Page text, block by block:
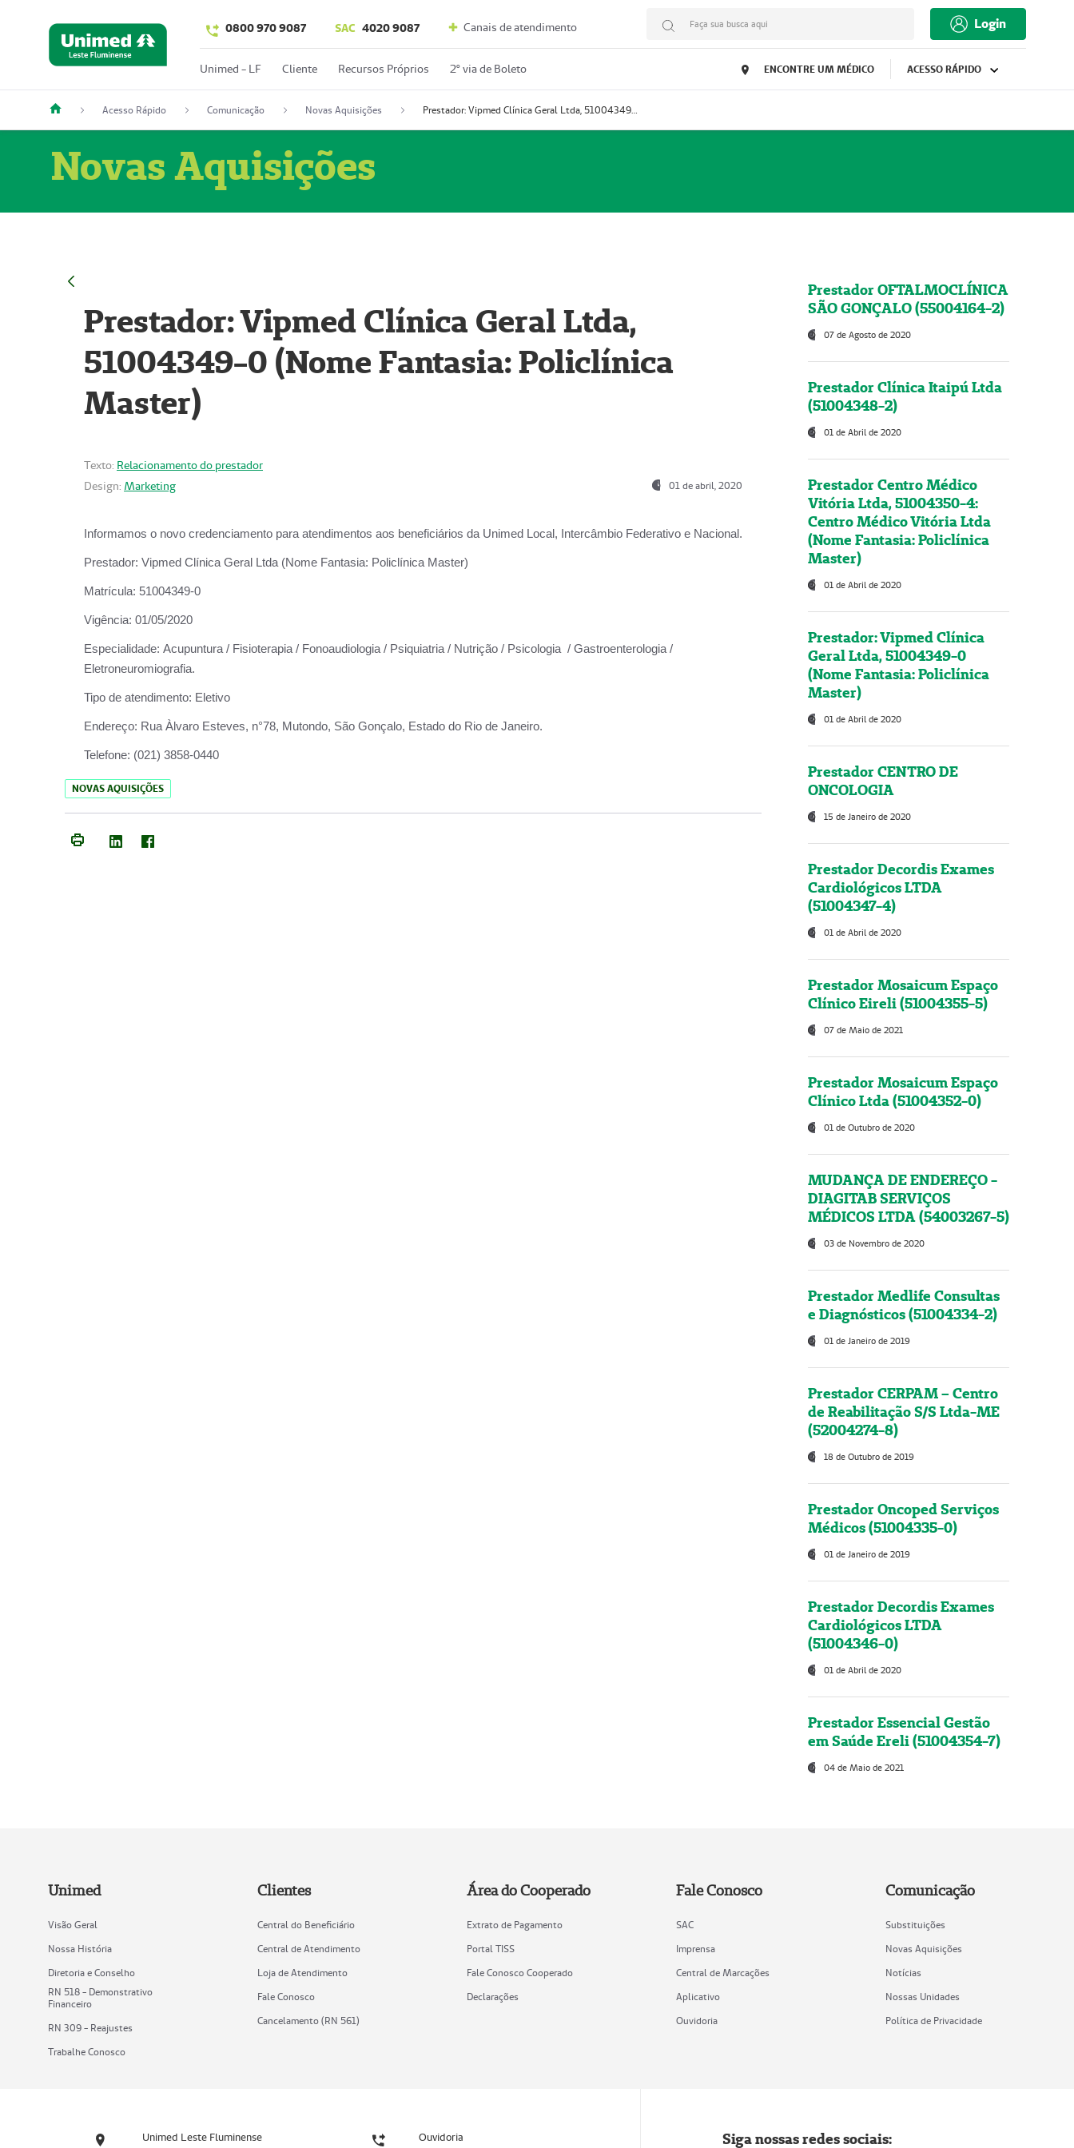
0800 970 9087 SAC 4020 9087 Canais de atendimento Faça sua busca aqui Login
Unimed - LF Cliente Recursos Próprios 2º via de Boleto ENCONTRE UM MÉDICO ACESSO RÁPIDO
Acesso Rápido Comunicação Novas Aquisições Prestador: Vipmed Clínica Geral Ltda, 51004349-0 (Nome Fantasia: Policlínica Master)
Novas Aquisições
Prestador: Vipmed Clínica Geral Ltda,
51004349-0 (Nome Fantasia: Policlínica
Master)
Texto: Relacionamento do prestador
Design: Marketing 01 de abril, 2020
Informamos o novo credenciamento para atendimentos aos beneficiários da Unimed Local, Intercâmbio Federativo e Nacional.
Prestador: Vipmed Clínica Geral Ltda (Nome Fantasia: Policlínica Master)
Matrícula: 51004349-0
Vigência: 01/05/2020
Especialidade: Acupuntura / Fisioterapia / Fonoaudiologia / Psiquiatria / Nutrição / Psicologia / Gastroenterologia /
Eletroneuromiografia.
Tipo de atendimento: Eletivo
Endereço: Rua Àlvaro Esteves, n°78, Mutondo, São Gonçalo, Estado do Rio de Janeiro.
Telefone: (021) 3858-0440
NOVAS AQUISIÇÕES
Prestador OFTALMOCLÍNICA
SÃO GONÇALO (55004164-2)
07 de Agosto de 2020
Prestador Clínica Itaipú Ltda
(51004348-2)
01 de Abril de 2020
Prestador Centro Médico
Vitória Ltda, 51004350-4:
Centro Médico Vitória Ltda
(Nome Fantasia: Policlínica
Master)
01 de Abril de 2020
Prestador: Vipmed Clínica
Geral Ltda, 51004349-0
(Nome Fantasia: Policlínica
Master)
01 de Abril de 2020
Prestador CENTRO DE
ONCOLOGIA
15 de Janeiro de 2020
Prestador Decordis Exames
Cardiológicos LTDA
(51004347-4)
01 de Abril de 2020
Prestador Mosaicum Espaço
Clínico Eireli (51004355-5)
07 de Maio de 2021
Prestador Mosaicum Espaço
Clínico Ltda (51004352-0)
01 de Outubro de 2020
MUDANÇA DE ENDEREÇO -
DIAGITAB SERVIÇOS
MÉDICOS LTDA (54003267-5)
03 de Novembro de 2020
Prestador Medlife Consultas
e Diagnósticos (51004334-2)
01 de Janeiro de 2019
Prestador CERPAM – Centro
de Reabilitação S/S Ltda-ME
(52004274-8)
18 de Outubro de 2019
Prestador Oncoped Serviços
Médicos (51004335-0)
01 de Janeiro de 2019
Prestador Decordis Exames
Cardiológicos LTDA
(51004346-0)
01 de Abril de 2020
Prestador Essencial Gestão
em Saúde Ereli (51004354-7)
04 de Maio de 2021
Unimed
Visão Geral
Nossa História
Diretoria e Conselho
RN 518 - Demonstrativo
Financeiro
RN 309 - Reajustes
Trabalhe Conosco
Clientes
Central do Beneficiário
Central de Atendimento
Loja de Atendimento
Fale Conosco
Cancelamento (RN 561)
Área do Cooperado
Extrato de Pagamento
Portal TISS
Fale Conosco Cooperado
Declarações
Fale Conosco
SAC
Imprensa
Central de Marcações
Aplicativo
Ouvidoria
Comunicação
Substituições
Novas Aquisições
Notícias
Nossas Unidades
Política de Privacidade
Unimed Leste Fluminense Ouvidoria Siga nossas redes sociais: